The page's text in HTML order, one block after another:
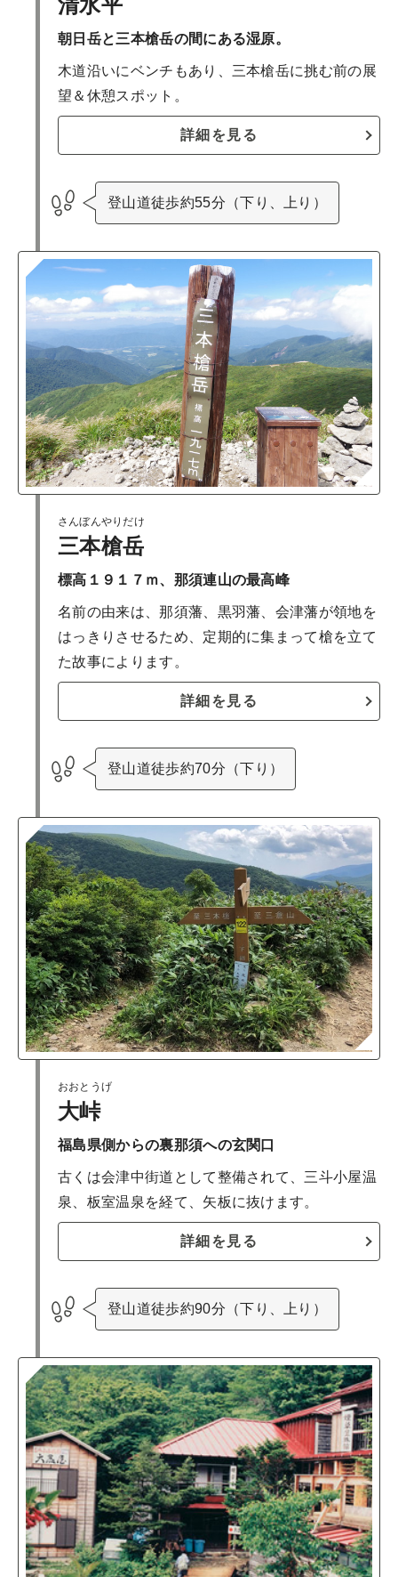
清水平
朝日岳と三本槍岳の間にある湿原。
木道沿いにベンチもあり、三本槍岳に挑む前の展
望＆休憩スポット。
詳細を見る
登山道徒歩約55分（下り、上り）
さんぼんやりだけ
三本槍岳
標高１９１７ｍ、那須連山の最高峰
名前の由来は、那須藩、黒羽藩、会津藩が領地を
はっきりさせるため、定期的に集まって槍を立て
た故事によります。
詳細を見る
登山道徒歩約70分（下り）
おおとうげ
大峠
福島県側からの裏那須への玄関口
古くは会津中街道として整備されて、三斗小屋温
泉、板室温泉を経て、矢板に抜けます。
詳細を見る
登山道徒歩約90分（下り、上り）